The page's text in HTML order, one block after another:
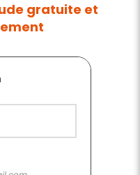
gratuite et